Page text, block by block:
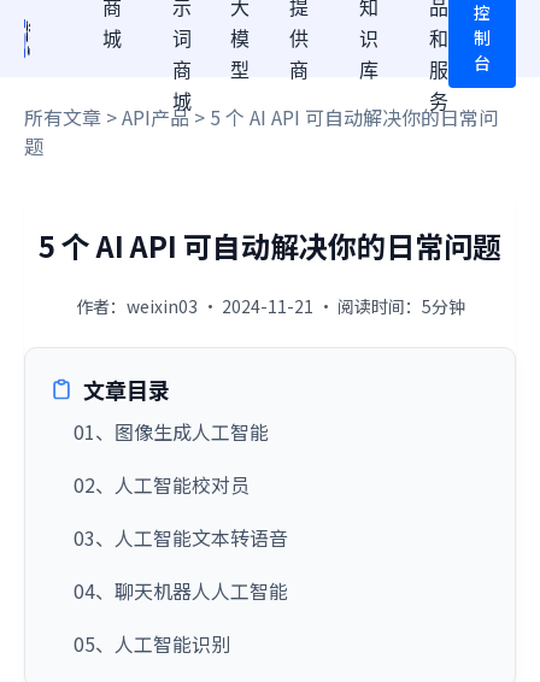
商
城
示
词
商
城
大
模
型
提
供
商
知
识
库
品
和
服
务
控
制
台
所有文章 >API产品> 5 个 AI API 可自动解决你的日常问
题
5 个 AI API 可自动解决你的日常问题
作者：weixin03 · 2024-11-21 · 阅读时间：5分钟
文章目录
01、图像生成人工智能
02、人工智能校对员
03、人工智能文本转语音
04、聊天机器人人工智能
05、人工智能识别